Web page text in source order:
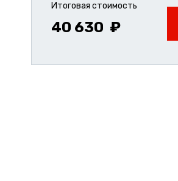
Итоговая стоимость
40 630